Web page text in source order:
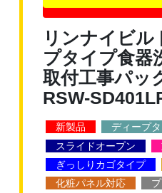
リンナイビル
プタイプ食
取付工事パッ
RSW-
新製品
ディープタ
スライドオープン
ぎっしりカゴタイプ
化粧パネル対応